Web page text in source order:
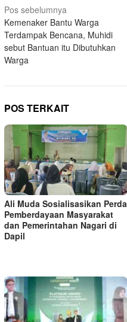
Navigasi
pos
Pos sebelumnya
Kemenaker Bantu Warga
Terdampak Bencana, Muhidi
sebut Bantuan itu Dibutuhkan
Warga
POS TERKAIT
Ali Muda Sosialisasikan Perda
Pemberdayaan Masyarakat
dan Pemerintahan Nagari di
Dapil